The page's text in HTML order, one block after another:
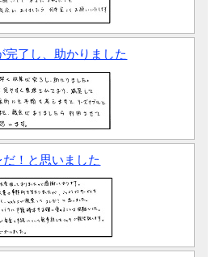
完了し、助かりました
！と思いました